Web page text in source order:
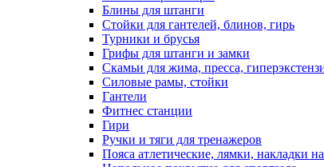
Блины для штанги
Стойки для гантелей, блинов, гирь
Турники и брусья
Грифы для штанги и замки
Скамьи для жима, пресса,
Силовые рамы, стойки
Гантели
Фитнес станции
Гири
Ручки и тяги для тренажеров
Пояса атлетические, лямки, накладки